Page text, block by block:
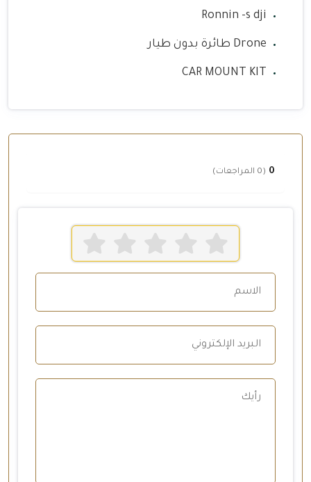
Ronnin -s dji
Drone طائرة بدون طيار
CAR MOUNT KIT
0 (0 المراجعات)